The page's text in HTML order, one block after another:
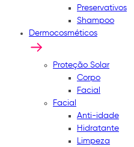
Preservativos
Shampoo
Dermocosméticos
Proteção Solar
Corpo
Facial
Facial
Anti-idade
Hidratante
Limpeza